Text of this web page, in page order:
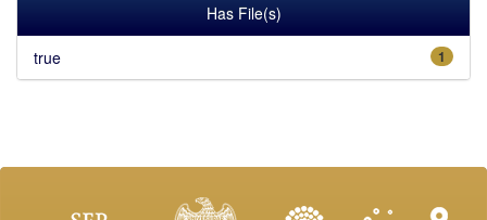
Has File(s)
1
true